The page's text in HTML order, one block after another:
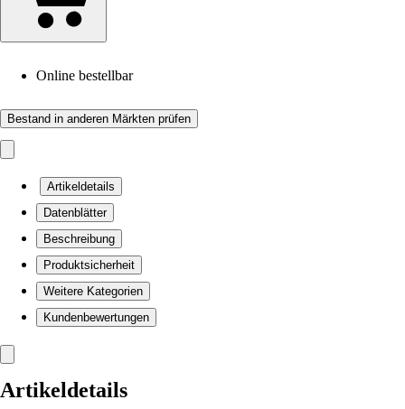
Online bestellbar
Bestand in anderen Märkten prüfen
Artikeldetails
Datenblätter
Beschreibung
Produktsicherheit
Weitere Kategorien
Kundenbewertungen
Artikeldetails